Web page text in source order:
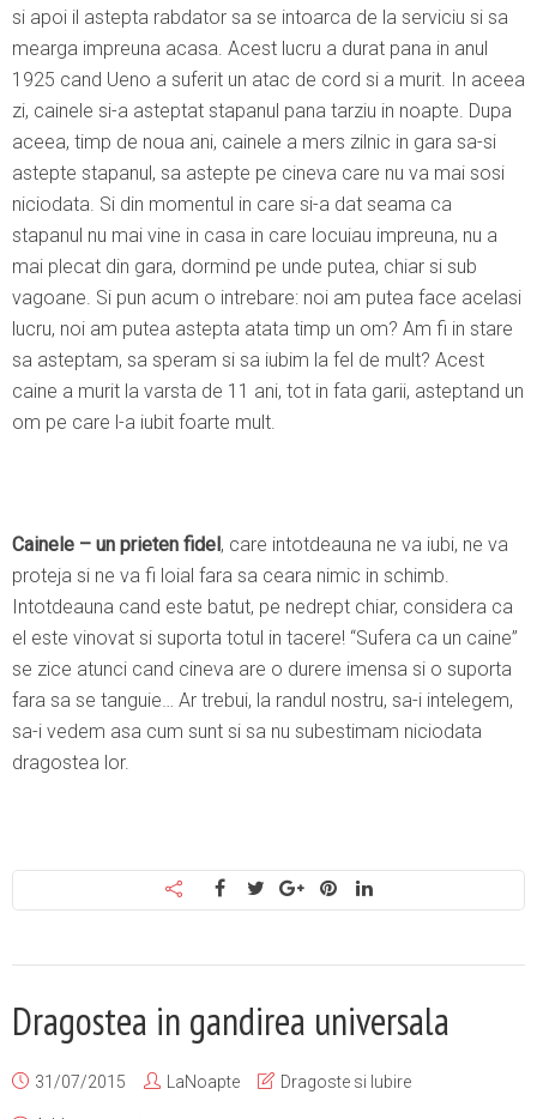
si apoi il astepta rabdator sa se intoarca de la serviciu si sa
mearga impreuna acasa. Acest lucru a durat pana in anul
1925 cand Ueno a suferit un atac de cord si a murit. In aceea
zi, cainele si-a asteptat stapanul pana tarziu in noapte. Dupa
aceea, timp de noua ani, cainele a mers zilnic in gara sa-si
astepte stapanul, sa astepte pe cineva care nu va mai sosi
niciodata. Si din momentul in care si-a dat seama ca
stapanul nu mai vine in casa in care locuiau impreuna, nu a
mai plecat din gara, dormind pe unde putea, chiar si sub
vagoane. Si pun acum o intrebare: noi am putea face acelasi
lucru, noi am putea astepta atata timp un om? Am fi in stare
sa asteptam, sa speram si sa iubim la fel de mult? Acest
caine a murit la varsta de 11 ani, tot in fata garii, asteptand un
om pe care l-a iubit foarte mult.
Cainele – un prieten fidel , care intotdeauna ne va iubi, ne va
proteja si ne va fi loial fara sa ceara nimic in schimb.
Intotdeauna cand este batut, pe nedrept chiar, considera ca
el este vinovat si suporta totul in tacere! “Sufera ca un caine”
se zice atunci cand cineva are o durere imensa si o suporta
fara sa se tanguie… Ar trebui, la randul nostru, sa-i intelegem,
sa-i vedem asa cum sunt si sa nu subestimam niciodata
dragostea lor.
Dragostea in gandirea universala
31/07/2015 LaNoapte Dragoste si Iubire